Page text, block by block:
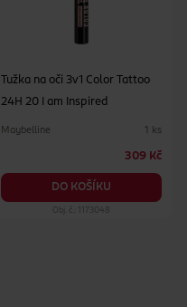
Tužka na oči 3v1 Color Tattoo
24H 20 I am Inspired
Maybelline 1 ks
309 Kč
DO KOŠÍKU
Obj. č.: 1173048